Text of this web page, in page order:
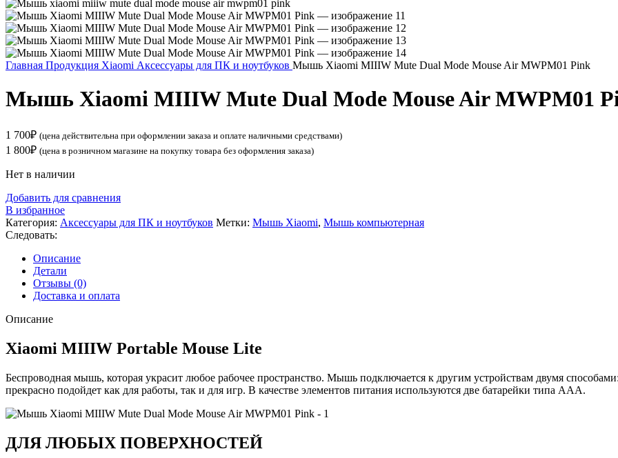
Главная Продукция Xiaomi Аксессуары для ПК и ноутбуков Мышь Xiaomi MIIIW Mute Dual Mode Mouse Air MWPM01 Pink
Мышь Xiaomi MIIIW Mute Dual Mode Mouse Air MWPM01
1 700₽ (цена действительна при оформлении заказа и оплате наличными средствами)
1 800₽ (цена в розничном магазине на покупку товара без оформления заказа)
Нет в наличии
Добавить для сравнения
В избранное
Категория: Аксессуары для ПК и ноутбуков Метки: Мышь Xiaomi, Мышь компьютерная
Следовать:
Описание
Детали
Отзывы (0)
Доставка и оплата
Описание
Xiaomi MIIIW Portable Mouse Lite
Беспроводная мышь, которая украсит любое рабочее пространство. Мышь подключается к другим устройствам двумя
прекрасно подойдет как для работы, так и для игр. В качестве элементов питания используются две батарейки типа ААА.
ДЛЯ ЛЮБЫХ ПОВЕРХНОСТЕЙ